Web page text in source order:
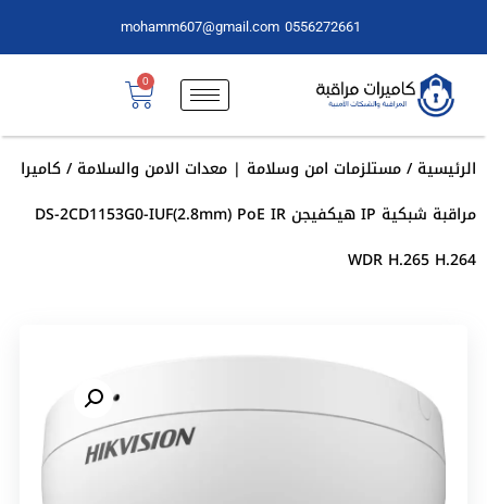
0556272661
mohamm607@gmail.com
0
الرئيسية/مستلزمات امن وسلامة | معدات الامن والسلامة/ كاميرا
مراقبة شبكية IP هيكفيجن DS-2CD1153G0-IUF(2.8mm) PoE IR
WDR H.265 H.264